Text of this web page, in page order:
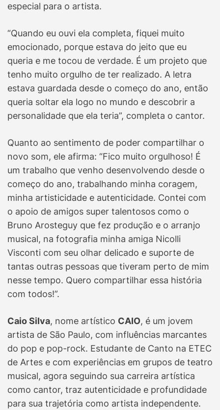
especial para o artista.
“Quando eu ouvi ela completa, fiquei muito
emocionado, porque estava do jeito que eu
queria e me tocou de verdade. É um projeto que
tenho muito orgulho de ter realizado. A letra
estava guardada desde o começo do ano, então
queria soltar ela logo no mundo e descobrir a
personalidade que ela teria”, completa o cantor.
Quanto ao sentimento de poder compartilhar o
novo som, ele afirma: “Fico muito orgulhoso! É
um trabalho que venho desenvolvendo desde o
começo do ano, trabalhando minha coragem,
minha artisticidade e autenticidade. Contei com
o apoio de amigos super talentosos como o
Bruno Arosteguy que fez produção e o arranjo
musical, na fotografia minha amiga Nicolli
Visconti com seu olhar delicado e suporte de
tantas outras pessoas que tiveram perto de mim
nesse tempo. Quero compartilhar essa história
com todos!”.
Caio Silva, nome artístico CAIO, é um jovem
artista de São Paulo, com influências marcantes
do pop e pop-rock. Estudante de Canto na ETEC
de Artes e com experiências em grupos de teatro
musical, agora seguindo sua carreira artística
como cantor, traz autenticidade e profundidade
para sua trajetória como artista independente.